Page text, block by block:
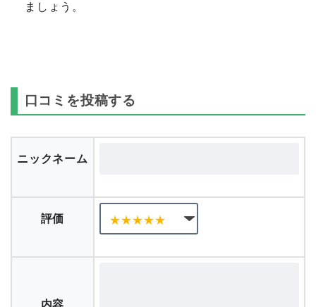
ましょう。
口コミを投稿する
ニックネーム
評価
内容